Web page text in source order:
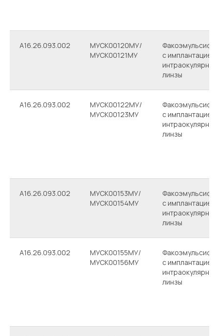
A16.26.093.002
МУСК00120МУ/
МУСК00121МУ
с имплантацией
интраокулярной
линзы
A16.26.093.002
МУСК00122МУ/
МУСК00123МУ
с имплантацией
интраокулярной
линзы
A16.26.093.002
МУСК00153МУ/
МУСК00154МУ
с имплантацией
интраокулярной
линзы
A16.26.093.002
МУСК00155МУ/
МУСК00156МУ
с имплантацией
интраокулярной
линзы